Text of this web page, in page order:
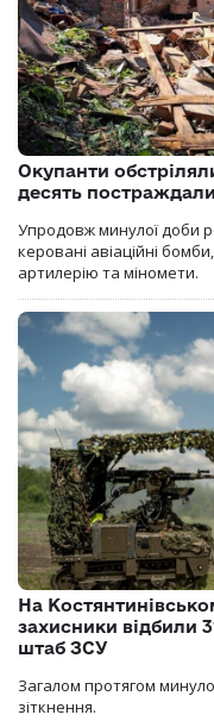
Окупанти
десять
Упродовж минулої доби
керовані авіаційні
артилерію та міномети.
На
захисники відбили
штаб ЗСУ
Загалом протягом
зіткнення.